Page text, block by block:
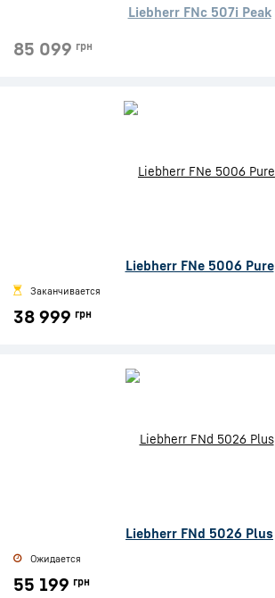
Liebherr FNc 507i Peak
85 099 грн
Liebherr FNe 5006 Pure
Заканчивается
38 999 грн
Liebherr FNd 5026 Plus
Ожидается
55 199 грн